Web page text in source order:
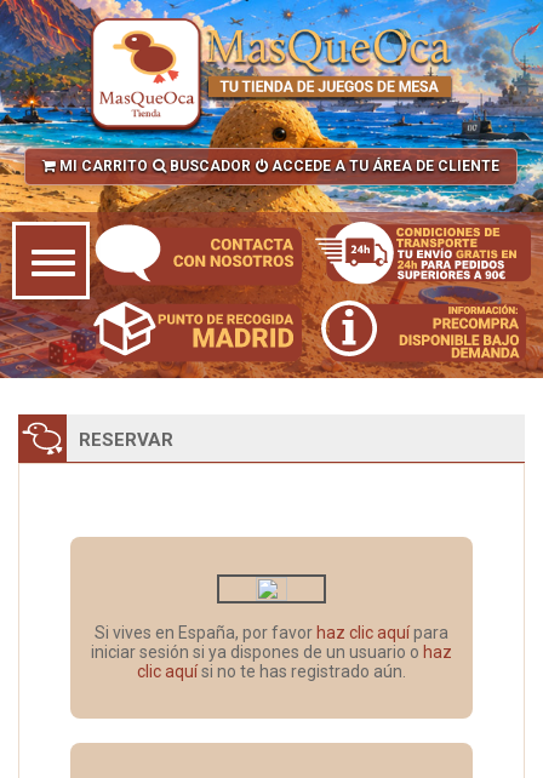
MI CARRITO BUSCADOR ACCEDE A TU ÁREA DE CLIENTE
RESERVAR
Si vives en España, por favor haz clic aquípara
iniciar sesión si ya dispones de un usuario o haz
clic aquísi no te has registrado aún.